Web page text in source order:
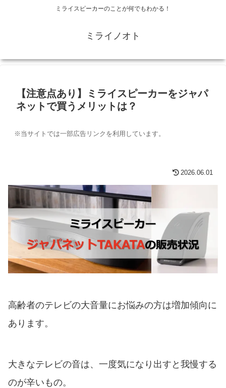
ミライスピーカーのことが何でもわかる！
ミライノオト
【注意点あり】ミライスピーカーをジャパ
ネットで買うメリットは？
※当サイトでは一部広告リンクを利用しています。
2026.06.01
高齢者のテレビの大音量にお悩みの方は増加傾向に
あります。
大きなテレビの音は、一度気になり出すと我慢する
のが辛いもの。